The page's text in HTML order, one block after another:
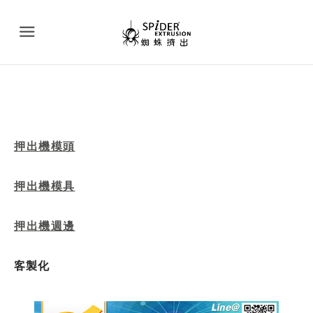
Menu
押出機模頭
押出機模具
押出機週邊
客製化